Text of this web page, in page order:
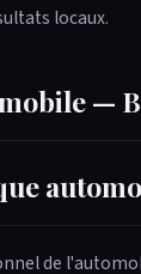
locaux.
—
de